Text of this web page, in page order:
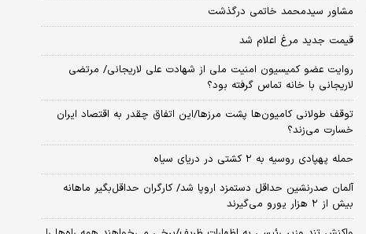
مشاور سیدمحمد خاتمی درگذشت
قیمت جدید مرغ اعلام شد
روایت عضو کمیسیون امنیت ملی از شهادت علی لاریجانی/ مرتضی
لاریجانی با خانه تماس گرفته بود؟
توقف طولانی کامیون‌ها پشت مرزها/این اتفاق چقدر به اقتصاد ایران
خسارت می‌زند؟
حمله پهپادی روسیه به ۲ کشتی در دریای سیاه
آلمان صدرنشین حداقل دستمزد اروپا شد/ کارگران حداقل‌بگیر ماهانه
بیش از ۲ هزار یورو می‌گیرند